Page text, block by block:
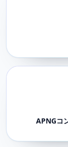
APNGコ